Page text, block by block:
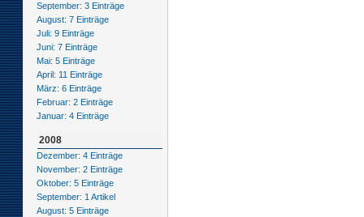
September: 3 Einträge
August: 7 Einträge
Juli: 9 Einträge
Juni: 7 Einträge
Mai: 5 Einträge
April: 11 Einträge
März: 6 Einträge
Februar: 2 Einträge
Januar: 4 Einträge
2008
Dezember: 4 Einträge
November: 2 Einträge
Oktober: 5 Einträge
September: 1 Artikel
August: 5 Einträge